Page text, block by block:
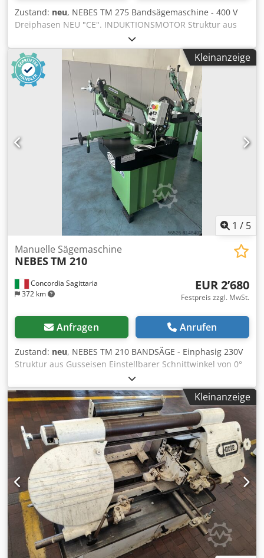
Aoyv Ncgsidsf - 400 V Stecker 16 A
Zustand: neu, NEBES TM 275 Bandsägemaschine - 400 V
Dreiphasen NEU "CE". INDUKTIONSMOTOR Struktur aus
Gusseisen Einstellbarer Schnittwinkel von 0° bis 60°.
Vollständig aus Gusseisen gefertigte Struktur Elektrische
Pumpe für Blattschmierung und -kühlung Ölbad-
Blattspannungsmesser Frontbedienung und zwei
Schnittgeschwindigkeiten Deviator für den Ausschluss der
Kühlmittelpumpe Klingenführung mit Hartmetallpads
(H.M.) Rundschnitt 0° 220 mm Quadratischer Schnitt 0°
200 x 200 mm Flachschnitt 0° 230 x 185 mm Rundschnitt
45° 150 mm Crsdpjh Nm Ncjfx Aidof Vierkantschnitt 45°
150x150 mm Flachschnitt 45° 150x200 mm Rundschnitt 60°
90 mm Vierkantschnitt 60° 90x90 mm Flachschnitt 60°
90x120 mm HP 1.3 Spannung 400 V Klingengröße 2450 x 27
x 0,90 mm Gewicht 265 kg
Kleinanzeige
1 / 5
Concordia Sagittaria
372 km
Manuelle Sägemaschine
NEBESTM 210
EUR 2’680
Festpreis zzgl. MwSt.
Anfragen Anrufen
Zustand: neu, NEBES TM 210 BANDSÄGE - Einphasig 230V
Struktur aus Gusseisen Einstellbarer Schnittwinkel von 0°
bis 60°. Vollständig gusseiserne Struktur mit großem
Schnellspannstock und Handrad Elektrische Pumpe für die
Schmierung und Kühlung der Sägeblätter
Blattspannsystem mit Tellerfedern und
Blattspannungsmesser im Ölbad, um eine konstante
Spannung zu gewährleisten Zwei
Schnittgeschwindigkeiten und Induktionsmotor 0,03 mm
Genauigkeit auf h 100 des Schnitts Cedsi Ezq Djpfx Aiderf
Schnittleistung : 0° 45° 60° Ø 185 mm Ø 120 mm Ø 60 mm
180×180 mm 100×100 mm 60×60 mm 200×140 mm
100×100 mm 60×60 mm Gewicht: 179 kg
Kleinanzeige